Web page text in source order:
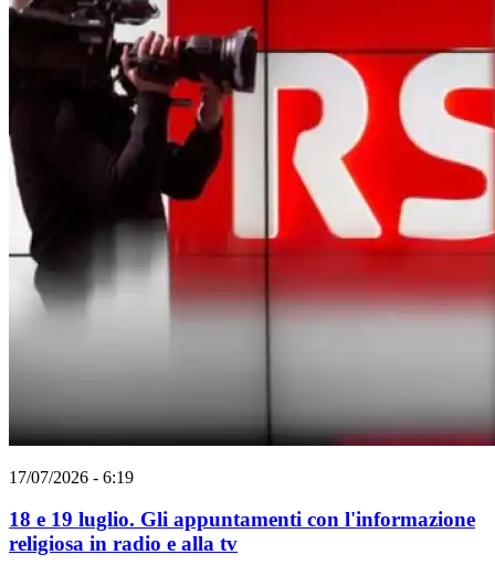
17/07/2026 - 6:19
18 e 19 luglio. Gli appuntamenti con l'informazione
religiosa in radio e alla tv